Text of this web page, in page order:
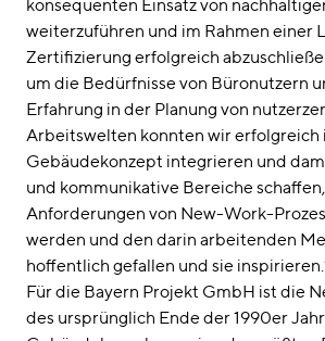
konsequenten Einsatz von
weiterzuführen und im Rahmen einer
Zertifizierung erfolgreich
um die Bedürfnisse von Büronutzern
Erfahrung in der Planung von
Arbeitswelten konnten wir erfolgreich
Gebäudekonzept integrieren und
und kommunikative Bereiche
Anforderungen von New-Work-
werden und den darin arbeitenden
hoffentlich gefallen und sie
Für die Bayern Projekt GmbH ist die
des ursprünglich Ende der 1990er